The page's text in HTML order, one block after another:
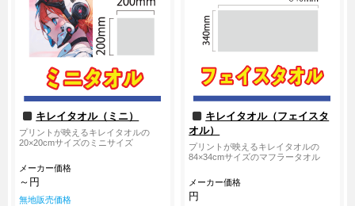
キレイタオル（ミニ）
プリントが映えるキレイタオルの
20×20cmサイズのミニサイズ
メーカー価格
～円
無地販売価格
キレイタオル（フェイスタ
オル）
プリントが映えるキレイタオルの
84×34cmサイズのマフラータオル
メーカー価格
円